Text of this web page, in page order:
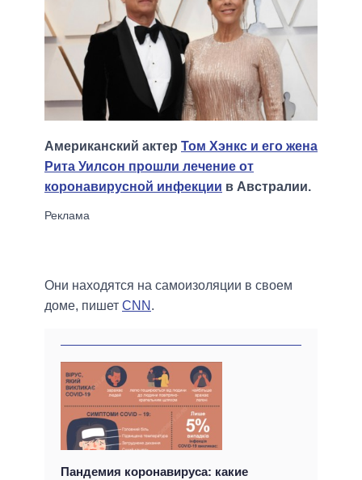
Американский актер Том Хэнкс и его жена
Рита Уилсон прошли лечение от
коронавирусной инфекции в Австралии.
Они находятся на самоизоляции в своем
доме, пишет CNN .
Пандемия коронавируса: какие